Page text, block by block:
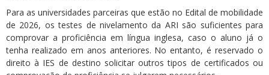
Para as universidades parceiras que estão no Edital de mobilidade
de 2026, os testes de nivelamento da ARI são suficientes para
comprovar a proficiência em língua inglesa, caso o aluno já o
tenha realizado em anos anteriores. No entanto, é reservado o
direito à IES de destino solicitar outros tipos de certificados ou